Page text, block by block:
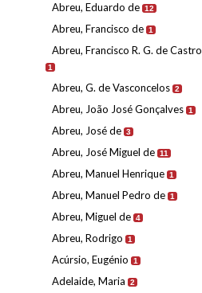
Abreu, Eduardo de 12
Abreu, Francisco de 1
Abreu, Francisco R. G. de Castro
1
Abreu, G. de Vasconcelos 2
Abreu, João José Gonçalves 1
Abreu, José de 3
Abreu, José Miguel de 11
Abreu, Manuel Henrique 1
Abreu, Manuel Pedro de 1
Abreu, Miguel de 4
Abreu, Rodrigo 1
Acúrsio, Eugénio 1
Adelaide, Maria 2